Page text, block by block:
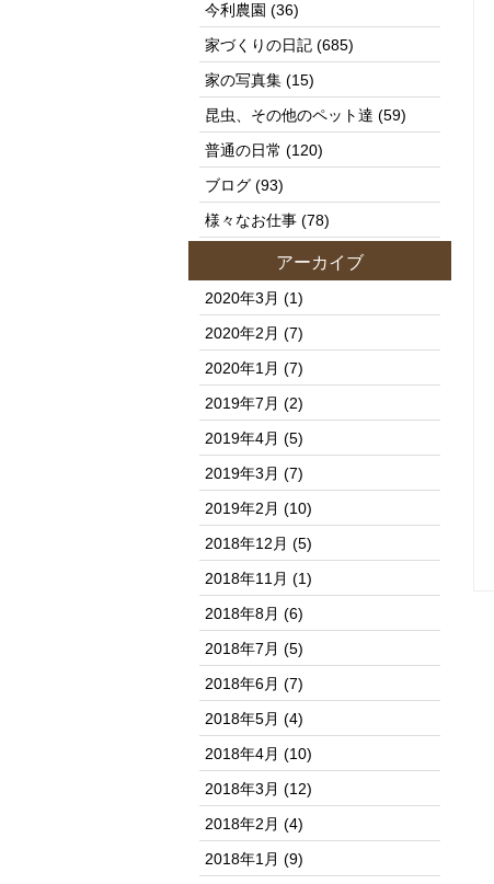
今利農園 (36)
家づくりの日記 (685)
家の写真集 (15)
昆虫、その他のペット達 (59)
普通の日常 (120)
ブログ (93)
様々なお仕事 (78)
アーカイブ
2020年3月 (1)
2020年2月 (7)
2020年1月 (7)
2019年7月 (2)
2019年4月 (5)
2019年3月 (7)
2019年2月 (10)
2018年12月 (5)
2018年11月 (1)
2018年8月 (6)
2018年7月 (5)
2018年6月 (7)
2018年5月 (4)
2018年4月 (10)
2018年3月 (12)
2018年2月 (4)
2018年1月 (9)